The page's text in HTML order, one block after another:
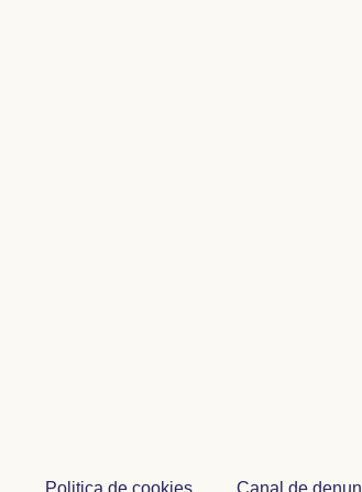
Politica de cookies Canal de